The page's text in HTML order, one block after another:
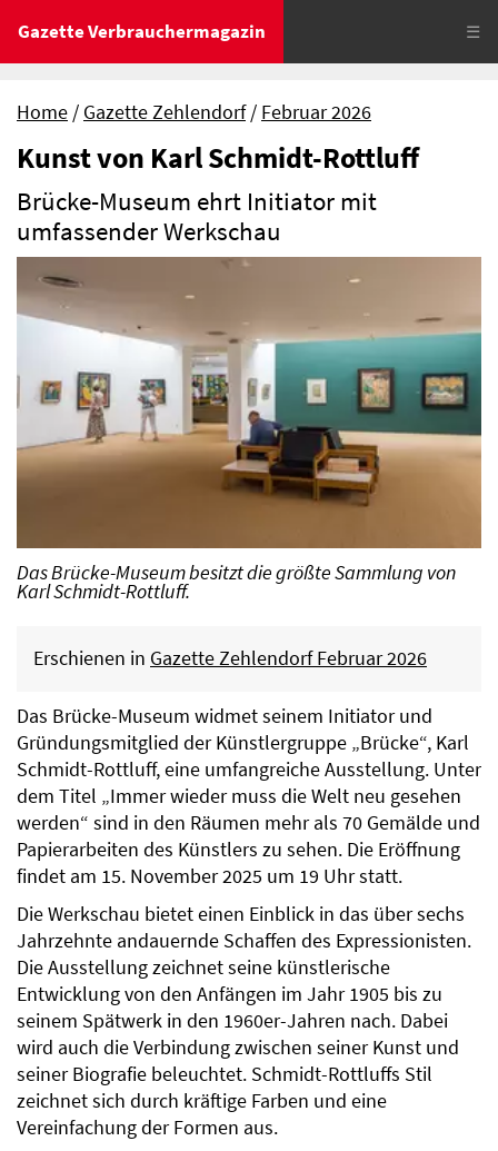
Gazette Verbrauchermagazin ☰
Home Gazette Zehlendorf Februar 2026
Kunst von Karl Schmidt-Rottluff
Brücke-Museum ehrt Initiator mit
umfassender Werkschau
Das Brücke-Museum besitzt die größte Sammlung von
Karl Schmidt-Rottluff.
Erschienen in Gazette Zehlendorf Februar 2026
Das Brücke-Museum widmet seinem Initiator und
Gründungsmitglied der Künstlergruppe „Brücke“, Karl
Schmidt-Rottluff, eine umfangreiche Ausstellung. Unter
dem Titel „Immer wieder muss die Welt neu gesehen
werden“ sind in den Räumen mehr als 70 Gemälde und
Papierarbeiten des Künstlers zu sehen. Die Eröffnung
findet am 15. November 2025 um 19 Uhr statt.
Die Werkschau bietet einen Einblick in das über sechs
Jahrzehnte andauernde Schaffen des Expressionisten.
Die Ausstellung zeichnet seine künstlerische
Entwicklung von den Anfängen im Jahr 1905 bis zu
seinem Spätwerk in den 1960er-Jahren nach. Dabei
wird auch die Verbindung zwischen seiner Kunst und
seiner Biografie beleuchtet. Schmidt-Rottluffs Stil
zeichnet sich durch kräftige Farben und eine
Vereinfachung der Formen aus.